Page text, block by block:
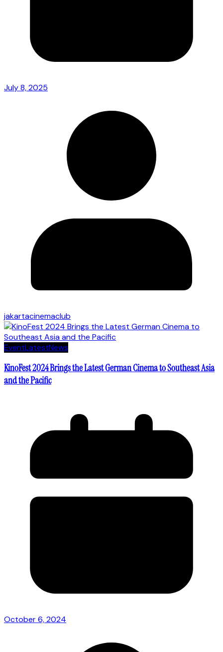
July 8, 2025
jakartacinemaclub
EventLatestNews
KinoFest 2024 Brings the Latest German Cinema to Southeast Asia
and the Pacific
October 6, 2024